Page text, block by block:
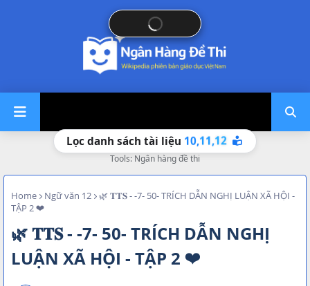
Lọc danh sách tài liệu 10,11,12
Tools: Ngân hàng đề thi
Home Ngữ văn 12
🌿 𝐓𝐓𝐒 - -7- 50- TRÍCH DẪN NGHỊ LUẬN XÃ HỘI -
TẬP 2 ❤
🌿 𝐓𝐓𝐒 - -7- 50- TRÍCH DẪN NGHỊ
LUẬN XÃ HỘI - TẬP 2 ❤